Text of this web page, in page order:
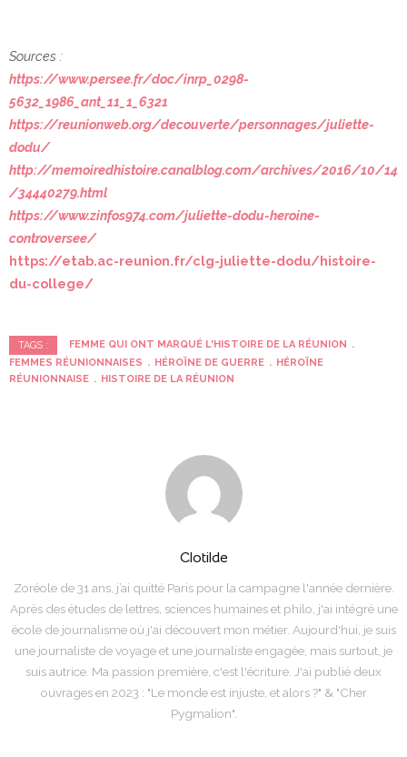
Sources :
https://www.persee.fr/doc/inrp_0298-
5632_1986_ant_11_1_6321
https://reunionweb.org/decouverte/personnages/juliette-
dodu/
http://memoiredhistoire.canalblog.com/archives/2016/10/14
/34440279.html
https://www.zinfos974.com/juliette-dodu-heroine-
controversee/
https://etab.ac-reunion.fr/clg-juliette-dodu/histoire-
du-college/
TAGS :
FEMME QUI ONT MARQUÉ L'HISTOIRE DE LA RÉUNION
FEMMES RÉUNIONNAISES
HÉROÏNE DE GUERRE
HÉROÏNE
RÉUNIONNAISE
HISTOIRE DE LA RÉUNION
Clotilde
Zoréole de 31 ans, j’ai quitté Paris pour la campagne l'année dernière.
Après des études de lettres, sciences humaines et philo, j'ai intégré une
école de journalisme où j'ai découvert mon métier. Aujourd'hui, je suis
une journaliste de voyage et une journaliste engagée, mais surtout, je
suis autrice. Ma passion première, c'est l'écriture. J'ai publié deux
ouvrages en 2023 : "Le monde est injuste, et alors ?" & "Cher
Pygmalion".